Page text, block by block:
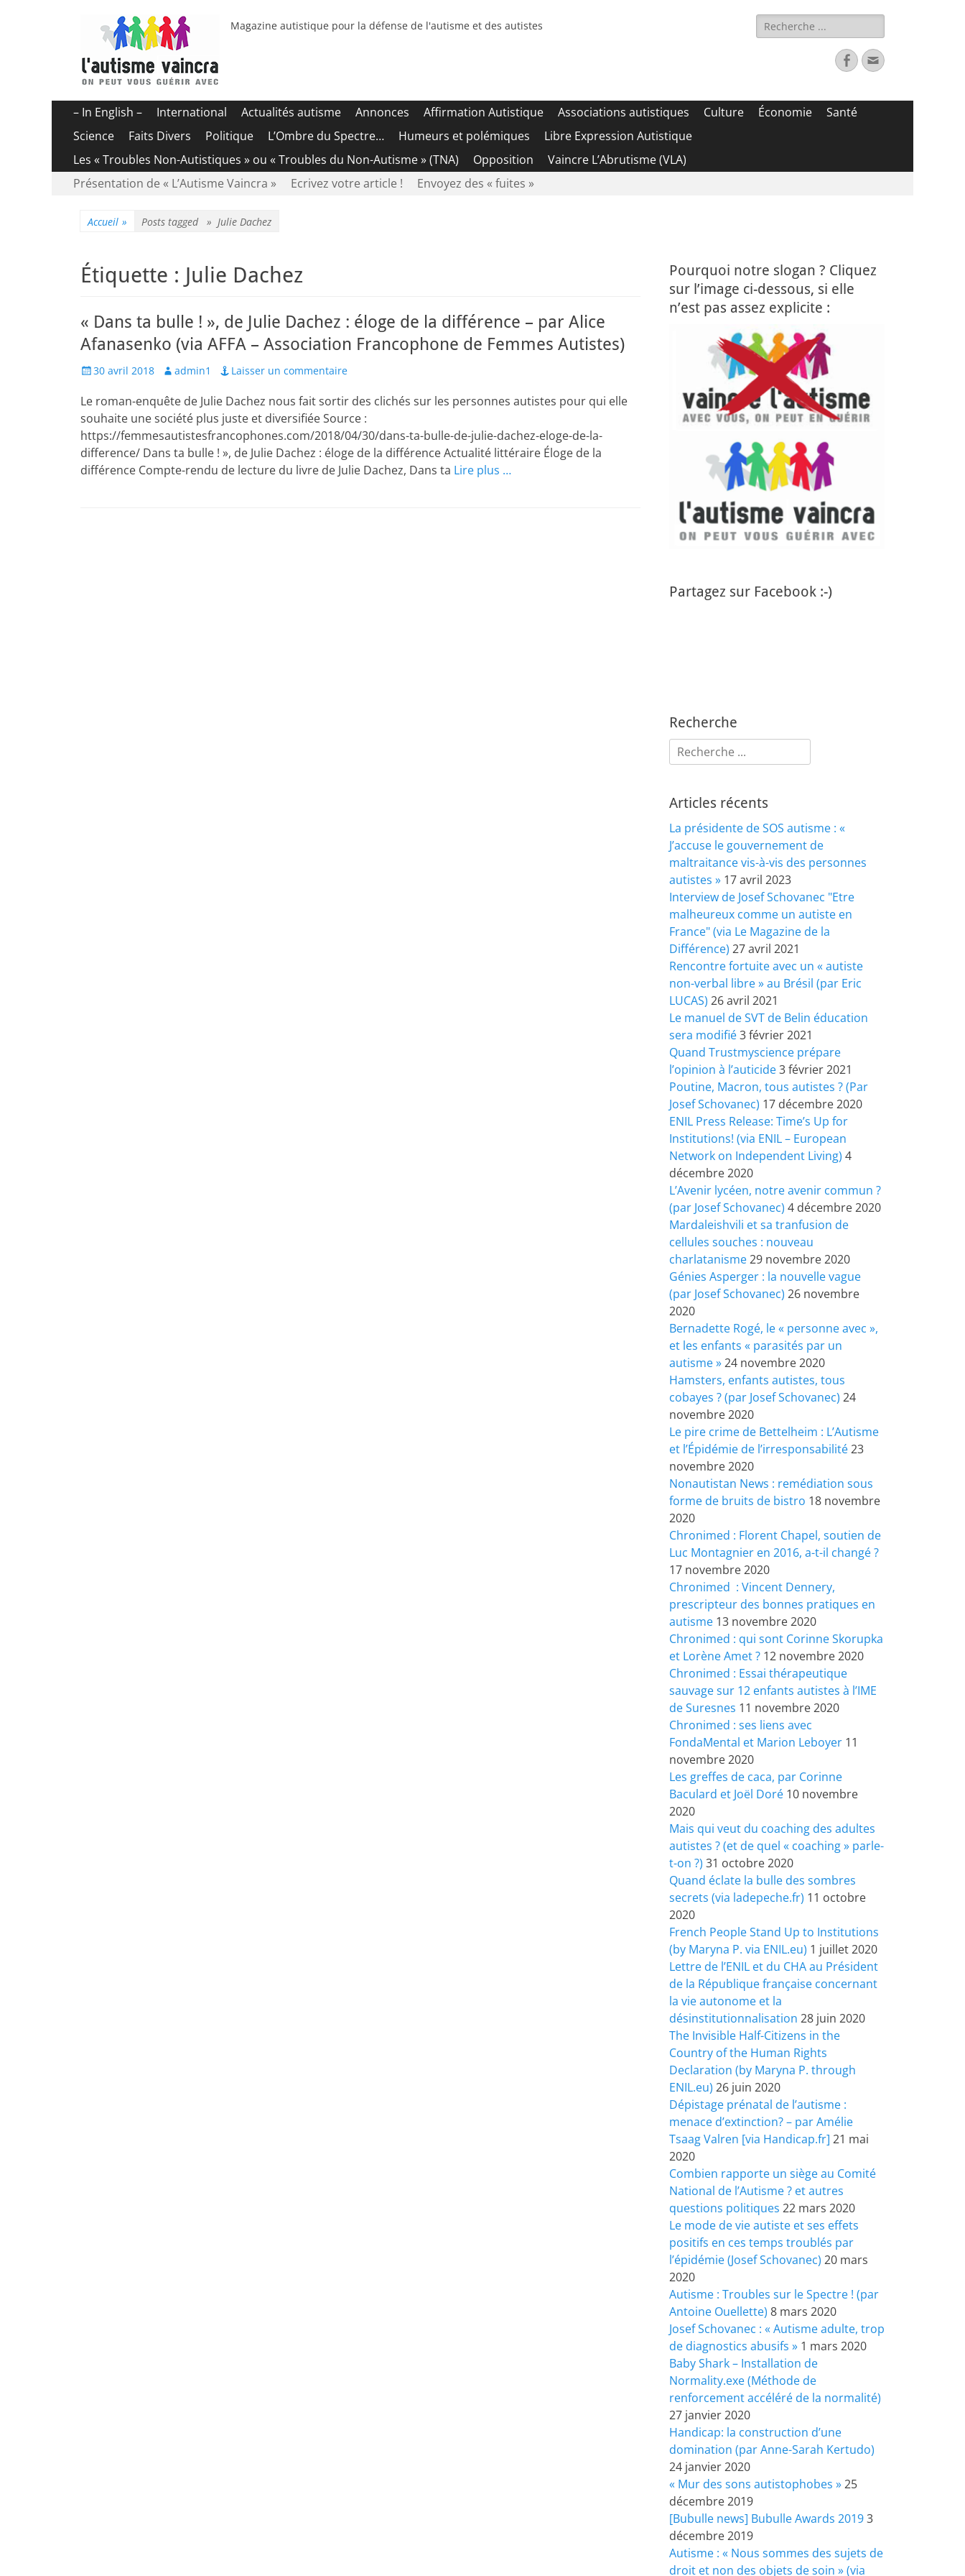
Magazine autistique pour la défense de l'autisme et des autistes Rechercher :
FacebookAdresse
de
Menu
principal
Aller
contenu
– In English – International Actualités autisme Annonces Affirmation Autistique Associations autistiques Culture Économie
Santé
Science
Faits Divers Politique L’Ombre du Spectre… Humeurs et polémiques
Libre Expression Autistique
Les « Troubles Non-Autistiques » ou « Troubles du Non-Autisme » (TNA)
Opposition Vaincre L’Abrutisme (VLA)
Menu
Aller
Présentation de « L’Autisme Vaincra » Ecrivez votre article ! Envoyez des « fuites »
Accueil » Posts tagged » Julie Dachez
Étiquette : Julie Dachez
« Dans ta bulle ! », de Julie Dachez : éloge de la différence – par Alice
Afanasenko (via AFFA – Association Francophone de Femmes Autistes)
Posted
30 avril 2018 Author
admin1 Laisser un commentaire
Le roman-enquête de Julie Dachez nous fait sortir des clichés sur les personnes autistes pour qui elle
souhaite une société plus juste et diversifiée Source :
https://femmesautistesfrancophones.com/2018/04/30/dans-ta-bulle-de-julie-dachez-eloge-de-la-
difference/ Dans ta bulle ! », de Julie Dachez : éloge de la différence Actualité littéraire Éloge de la
différence Compte-rendu de lecture du livre de Julie Dachez, Dans ta Lire plus …
Pourquoi notre slogan ? Cliquez
sur l’image ci-dessous, si elle
n’est pas assez explicite :
Partagez sur Facebook :-)
Recherche
Rechercher :
Articles récents
La présidente de SOS autisme : «
J’accuse le gouvernement de
maltraitance vis-à-vis des personnes
autistes » 17 avril 2023
Interview de Josef Schovanec "Etre
malheureux comme un autiste en
France" (via Le Magazine de la
Différence) 27 avril 2021
Rencontre fortuite avec un « autiste
non-verbal libre » au Brésil (par Eric
LUCAS) 26 avril 2021
Le manuel de SVT de Belin éducation
sera modifié3 février 2021
Quand Trustmyscience prépare
l’opinion à l’auticide3 février 2021
Poutine, Macron, tous autistes ? (Par
Josef Schovanec) 17 décembre 2020
ENIL Press Release: Time’s Up for
Institutions! (via ENIL – European
Network on Independent Living) 4
décembre 2020
L’Avenir lycéen, notre avenir commun ?
(par Josef Schovanec) 4 décembre 2020
Mardaleishvili et sa tranfusion de
cellules souches : nouveau
charlatanisme29 novembre 2020
Génies Asperger : la nouvelle vague
(par Josef Schovanec) 26 novembre
2020
Bernadette Rogé, le « personne avec »,
et les enfants « parasités par un
autisme »24 novembre 2020
Hamsters, enfants autistes, tous
cobayes ? (par Josef Schovanec) 24
novembre 2020
Le pire crime de Bettelheim : L’Autisme
et l’Épidémie de l’irresponsabilité23
novembre 2020
Nonautistan News : remédiation sous
forme de bruits de bistro 18 novembre
2020
Chronimed : Florent Chapel, soutien de
Luc Montagnier en 2016, a-t-il changé ?
17 novembre 2020
Chronimed : Vincent Dennery,
prescripteur des bonnes pratiques en
autisme 13 novembre 2020
Chronimed : qui sont Corinne Skorupka
et Lorène Amet ? 12 novembre 2020
Chronimed : Essai thérapeutique
sauvage sur 12 enfants autistes à l’IME
de Suresnes 11 novembre 2020
Chronimed : ses liens avec
FondaMental et Marion Leboyer 11
novembre 2020
Les greffes de caca, par Corinne
Baculard et Joël Doré 10 novembre
2020
Mais qui veut du coaching des adultes
autistes ? (et de quel « coaching » parle-
t-on ?) 31 octobre 2020
Quand éclate la bulle des sombres
secrets (via ladepeche.fr) 11 octobre
2020
French People Stand Up to Institutions
(by Maryna P. via ENIL.eu) 1 juillet 2020
Lettre de l’ENIL et du CHA au Président
de la République française concernant
la vie autonome et la
désinstitutionnalisation 28 juin 2020
The Invisible Half-Citizens in the
Country of the Human Rights
Declaration (by Maryna P. through
ENIL.eu) 26 juin 2020
Dépistage prénatal de l’autisme :
menace d’extinction? – par Amélie
Tsaag Valren [via Handicap.fr] 21 mai
2020
Combien rapporte un siège au Comité
National de l’Autisme ? et autres
questions politiques 22 mars 2020
Le mode de vie autiste et ses effets
positifs en ces temps troublés par
l’épidémie (Josef Schovanec) 20 mars
2020
Autisme : Troubles sur le Spectre ! (par
Antoine Ouellette) 8 mars 2020
Josef Schovanec : « Autisme adulte, trop
de diagnostics abusifs » 1 mars 2020
Baby Shark – Installation de
Normality.exe (Méthode de
renforcement accéléré de la normalité)
27 janvier 2020
Handicap: la construction d’une
domination (par Anne-Sarah Kertudo)
24 janvier 2020
« Mur des sons autistophobes »25
décembre 2019
[Bubulle news] Bubulle Awards 20193
décembre 2019
Autisme : « Nous sommes des sujets de
droit et non des objets de soin » (via